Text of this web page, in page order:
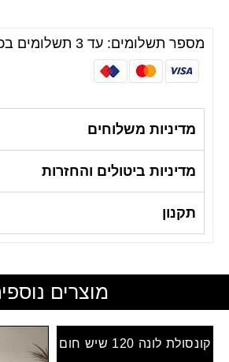
מספר תשלומים: עד 3 תשלומים בכרטיס אשראי
מדיניות משלוחים
מדיניות ביטולים והחזרות
תקנון
מוצרים
קונסולת לונה 120 שיש חום